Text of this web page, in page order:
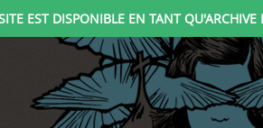
EST DISPONIBLE EN TANT